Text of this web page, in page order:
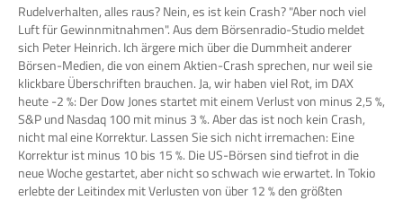
Rudelverhalten, alles raus? Nein, es ist kein Crash? "Aber noch viel
Luft für Gewinnmitnahmen". Aus dem Börsenradio-Studio meldet
sich Peter Heinrich. Ich ärgere mich über die Dummheit anderer
Börsen-Medien, die von einem Aktien-Crash sprechen, nur weil sie
klickbare Überschriften brauchen. Ja, wir haben viel Rot, im DAX
heute -2 %: Der Dow Jones startet mit einem Verlust von minus 2,5 %,
S&P und Nasdaq 100 mit minus 3 %. Aber das ist noch kein Crash,
nicht mal eine Korrektur. Lassen Sie sich nicht irremachen: Eine
Korrektur ist minus 10 bis 15 %. Die US-Börsen sind tiefrot in die
neue Woche gestartet, aber nicht so schwach wie erwartet. In Tokio
erlebte der Leitindex mit Verlusten von über 12 % den größten